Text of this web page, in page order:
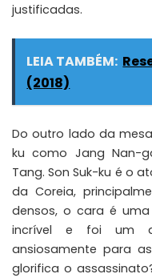
justificadas.
LEIA TAMBÉM:
(2018)
Do outro lado da
ku como Jang Nan-
Tang. Son Suk-ku é o
da Coreia,
densos, o cara é
incrível e foi um
ansiosamente para
glorifica o